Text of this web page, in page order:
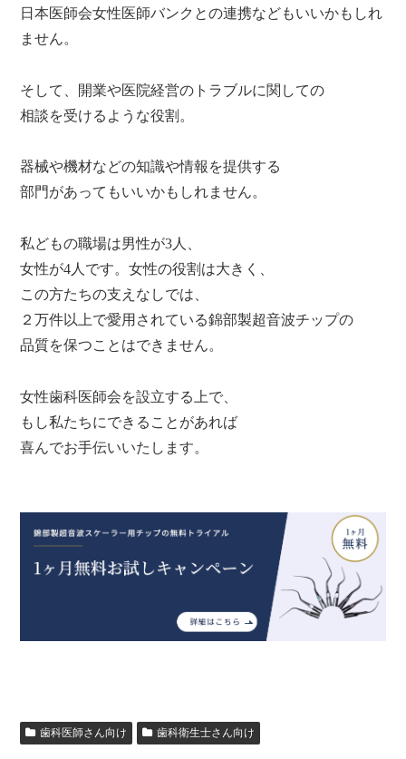
日本医師会女性医師バンクとの連携などもいいかもしれ
ません。
そして、開業や医院経営のトラブルに関しての
相談を受けるような役割。
器械や機材などの知識や情報を提供する
部門があってもいいかもしれません。
私どもの職場は男性が3人、
女性が4人です。女性の役割は大きく、
この方たちの支えなしでは、
２万件以上で愛用されている錦部製超音波チップの
品質を保つことはできません。
女性歯科医師会を設立する上で、
もし私たちにできることがあれば
喜んでお手伝いいたします。
歯科医師さん向け 歯科衛生士さん向け